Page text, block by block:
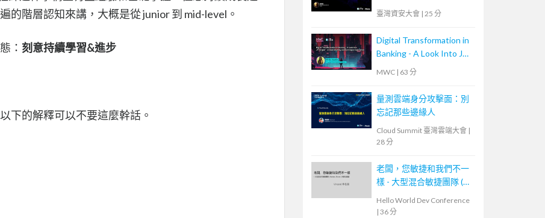
的階層認知來講，大概是從 junior 到 mid-level。
： 刻意持續學習&進步
下的解釋可以不要這麼幹話。
臺灣資安大會 | 25 分
Digital Transformation in
Banking - A Look Into JP
Morgan’s Cloud Journey
Experience
MWC | 63 分
量測雲端身分攻擊面：別
忘記那些邊緣人
Cloud Summit 臺灣雲端大會 |
28 分
老闆，您敏捷和我們不一
樣 - 大型混合敏捷團隊 (
驗
Hello World Dev Conference
| 36 分